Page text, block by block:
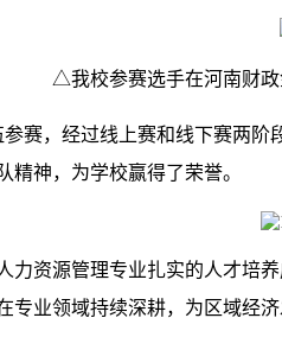
△我校参赛选手在河南财
赛，经过线上赛和线下赛两
神，为学校赢得了荣誉。
资源管理专业扎实的人才培
业领域持续深耕，为区域经济